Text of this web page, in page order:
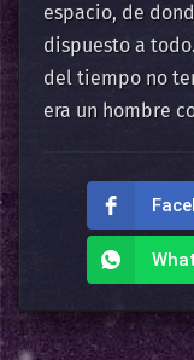
espacio, de
dispuesto a
del tiempo no
era un hombre